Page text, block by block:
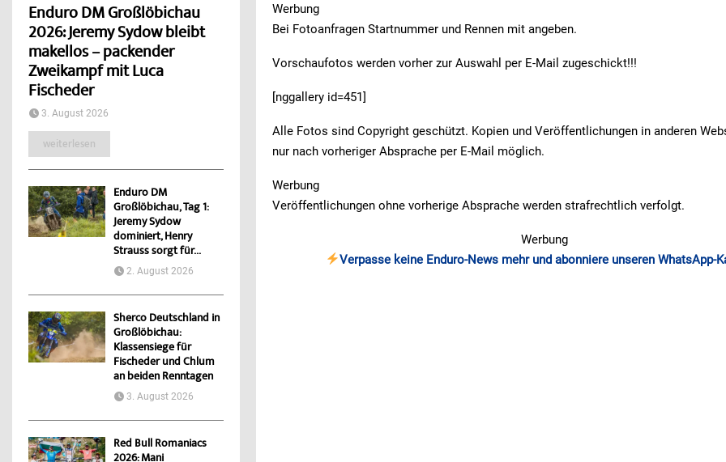
Werbung
Bei Fotoanfragen Startnummer und Rennen mit angeben.
Vorschaufotos werden vorher zur Auswahl per E-Mail zugeschickt!!!
[nggallery id=451]
Alle Fotos sind Copyright geschützt. Kopien und Veröffentlichungen in anderen
nur nach vorheriger Absprache per E-Mail möglich.
Werbung
Veröffentlichungen ohne vorherige Absprache werden strafrechtlich verfolgt.
Werbung
Verpasse keine Enduro-News mehr und abonniere unseren WhatsApp-
Enduro DM Großlöbichau
2026: Jeremy Sydow bleibt
makellos – packender
Zweikampf mit Luca
Fischeder
3. August 2026
weiterlesen
Enduro DM
Großlöbichau, Tag 1:
Jeremy Sydow
dominiert, Henry
Strauss sorgt für...
2. August 2026
Sherco Deutschland in
Großlöbichau:
Klassensiege für
Fischeder und Chlum
an beiden Renntagen
3. August 2026
Red Bull Romaniacs